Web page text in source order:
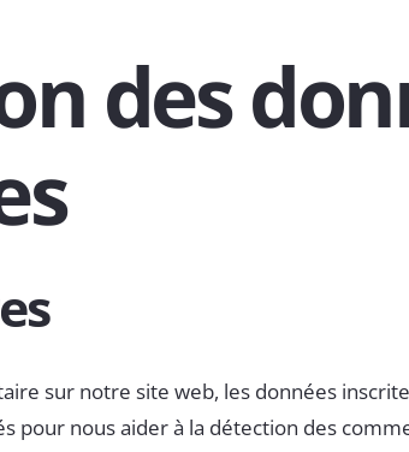
des
sur notre site web, les données
pour nous aider à la détection des